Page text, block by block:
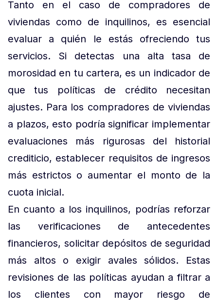
Tanto en el caso de compradores de
viviendas como de inquilinos, es esencial
evaluar a quién le estás ofreciendo tus
servicios. Si detectas una alta tasa de
morosidad en tu cartera, es un indicador de
que tus políticas de crédito necesitan
ajustes. Para los compradores de viviendas
a plazos, esto podría significar implementar
evaluaciones más rigurosas del historial
crediticio, establecer requisitos de ingresos
más estrictos o aumentar el monto de la
cuota inicial.
En cuanto a los inquilinos, podrías reforzar
las verificaciones de antecedentes
financieros, solicitar depósitos de seguridad
más altos o exigir avales sólidos. Estas
revisiones de las políticas ayudan a filtrar a
los clientes con mayor riesgo de